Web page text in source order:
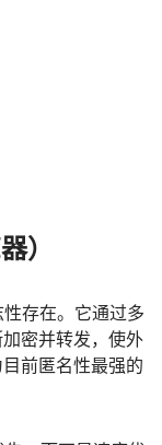
）
存在。它通过多
密并转发，使外
前匿名性最强的